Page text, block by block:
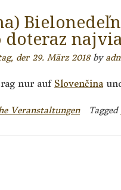
doteraz
der 29. März 2018by
nur auf Slovenčina
Veranstaltungen Tagged